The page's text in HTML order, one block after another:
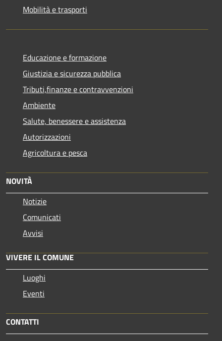
Mobilità e trasporti
Educazione e formazione
Giustizia e sicurezza pubblica
Tributi,finanze e contravvenzioni
Ambiente
Salute, benessere e assistenza
Autorizzazioni
Agricoltura e pesca
NOVITÀ
Notizie
Comunicati
Avvisi
VIVERE IL COMUNE
Luoghi
Eventi
CONTATTI